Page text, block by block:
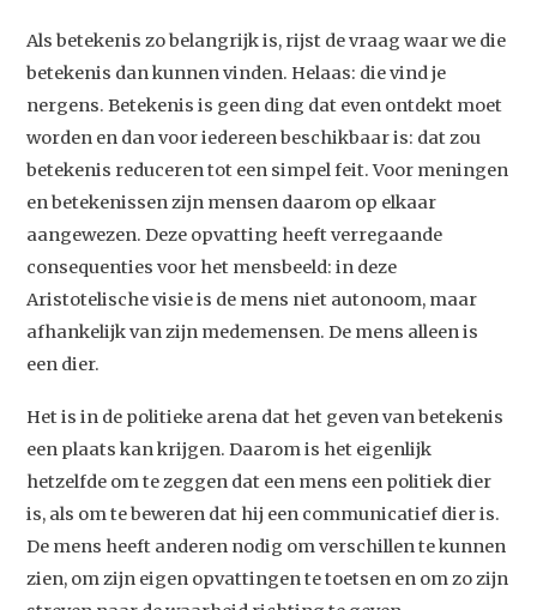
Als betekenis zo belangrijk is, rijst de vraag waar we die
betekenis dan kunnen vinden. Helaas: die vind je
nergens. Betekenis is geen ding dat even ontdekt moet
worden en dan voor iedereen beschikbaar is: dat zou
betekenis reduceren tot een simpel feit. Voor meningen
en betekenissen zijn mensen daarom op elkaar
aangewezen. Deze opvatting heeft verregaande
consequenties voor het mensbeeld: in deze
Aristotelische visie is de mens niet autonoom, maar
afhankelijk van zijn medemensen. De mens alleen is
een dier.
Het is in de politieke arena dat het geven van betekenis
een plaats kan krijgen. Daarom is het eigenlijk
hetzelfde om te zeggen dat een mens een politiek dier
is, als om te beweren dat hij een communicatief dier is.
De mens heeft anderen nodig om verschillen te kunnen
zien, om zijn eigen opvattingen te toetsen en om zo zijn